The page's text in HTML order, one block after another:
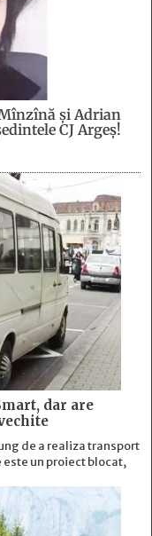
şi Adrian
CJ Argeş!
dar are
de a realiza transport
un proiect blocat,